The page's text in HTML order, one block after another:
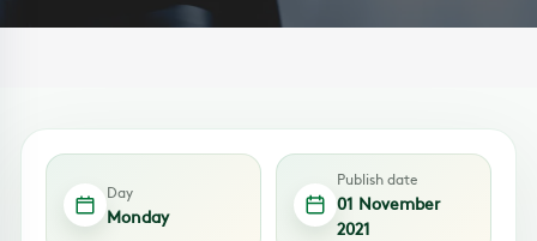
Day
Monday
Publish date
01 November
2021